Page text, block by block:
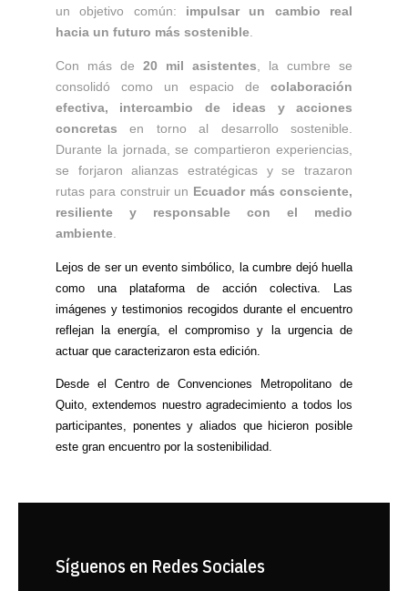
un objetivo común: impulsar un cambio real
hacia un futuro más sostenible.
Con más de 20 mil asistentes , la cumbre se
consolidó como un espacio decolaboración
efectiva, intercambio de ideas y acciones
concretas en torno al desarrollo sostenible.
Durante la jornada, se compartieron experiencias,
se forjaron alianzas estratégicas y se trazaron
rutas para construir un Ecuador más consciente,
resiliente y responsable con el medio
ambiente.
Lejos de ser un evento simbólico, la cumbre dejó huella
como una plataforma de acción colectiva. Las
imágenes y testimonios recogidos durante el encuentro
reflejan la energía, el compromiso y la urgencia de
actuar que caracterizaron esta edición.
Desde el Centro de Convenciones Metropolitano de
Quito, extendemos nuestro agradecimiento a todos los
participantes, ponentes y aliados que hicieron posible
este gran encuentro por la sostenibilidad.
Síguenos en Redes Sociales